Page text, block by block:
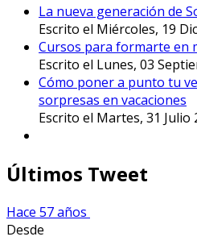
La nueva generación de
Escrito el Miércoles, 19
Cursos para formarte en
Escrito el Lunes, 03
Cómo poner a punto tu
sorpresas en vacaciones
Escrito el Martes, 31 Julio
Últimos Tweet
Hace 57 años
Desde